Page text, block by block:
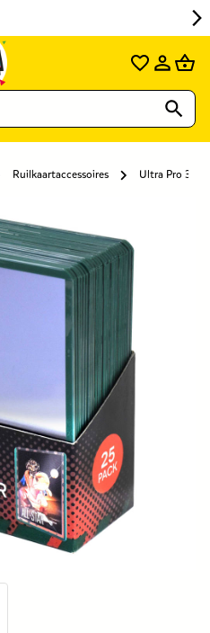
Ruilkaartaccessoires Ultra Pro 3 x